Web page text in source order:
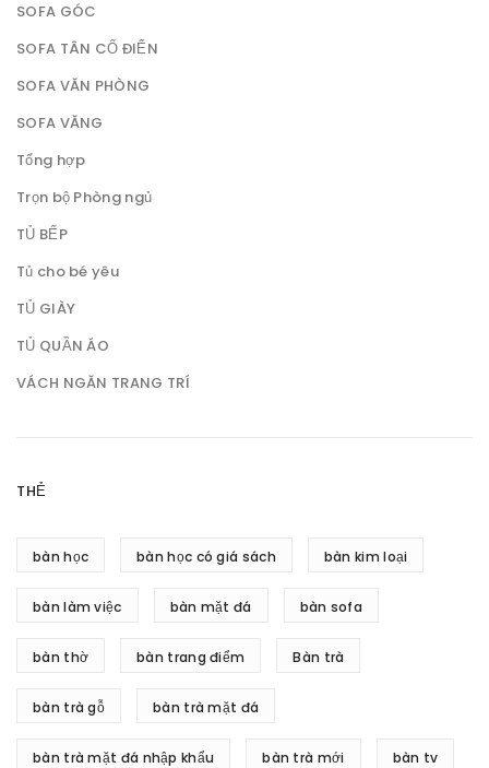
SOFA GÓC
SOFA TÂN CỔ ĐIỂN
SOFA VĂN PHÒNG
SOFA VĂNG
Tổng hợp
Trọn bộ Phòng ngủ
TỦ BẾP
Tủ cho bé yêu
TỦ GIÀY
TỦ QUẦN ÁO
VÁCH NGĂN TRANG TRÍ
THẺ
bàn học bàn học có giá sách bàn kim loại
bàn làm việc bàn mặt đá bàn sofa
bàn thờ bàn trang điểm Bàn trà
bàn trà gỗ bàn trà mặt đá
bàn trà mặt đá nhập khẩu bàn trà mới bàn tv